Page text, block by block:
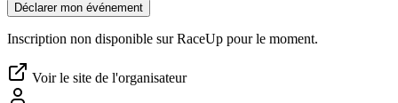
Déclarer mon événement
Inscription non disponible sur RaceUp pour le moment.
Voir le site de l'organisateur